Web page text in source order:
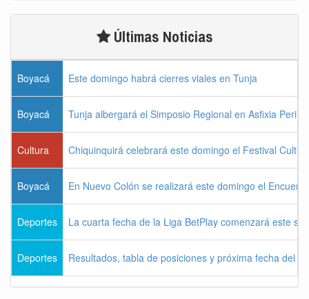
Últimas Noticias
Boyacá Este domingo habrá cierres viales en Tunja
Boyacá Tunja albergará el Simposio Regional en Asfixia
Cultura Chiquinquirá celebrará este domingo el Festival
Boyacá En Nuevo Colón se realizará este domingo el
Deportes La cuarta fecha de la Liga BetPlay comenzará este
Deportes Resultados, tabla de posiciones y próxima fecha del